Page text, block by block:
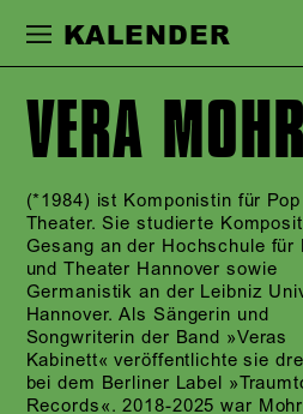
Zur Hauptnavigation
KALENDER
VERA
(*1984) ist Komponistin für Pop
Theater. Sie studierte
Gesang an der Hochschule für
und Theater Hannover sowie
Germanistik an der Leibniz
Hannover. Als Sängerin und
Songwriterin der Band »Veras
Kabinett« veröffentlichte sie
bei dem Berliner Label
Records«. 2018-2025 war